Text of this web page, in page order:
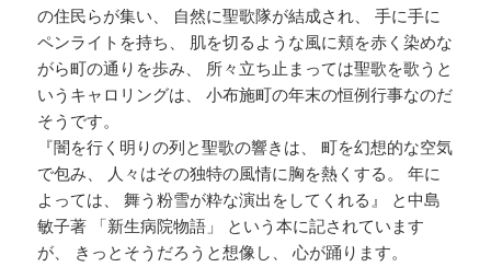
の住民らが集い、 自然に聖歌隊が結成され、 手に手に
ペンライトを持ち、 肌を切るような風に頬を赤く染めな
がら町の通りを歩み、 所々立ち止まっては聖歌を歌うと
いうキャロリングは、 小布施町の年末の恒例行事なのだ
そうです。
『闇を行く明りの列と聖歌の響きは、 町を幻想的な空気
で包み、 人々はその独特の風情に胸を熱くする。 年に
よっては、 舞う粉雪が粋な演出をしてくれる』 と中島
敏子著 「新生病院物語」 という本に記されています
が、 きっとそうだろうと想像し、 心が踊ります。